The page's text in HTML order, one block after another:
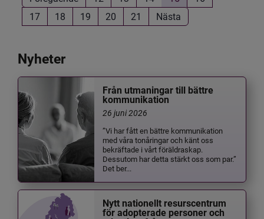
17
18 19 20 21 Nästa
Nyheter
Från utmaningar till bättre
kommunikation
26 juni 2026
”Vi har fått en bättre kommunikation
med våra tonåringar och känt oss
bekräftade i vårt föräldraskap.
Dessutom har detta stärkt oss som par.”
Det ber...
Nytt nationellt resurscentrum
för adopterade personer och